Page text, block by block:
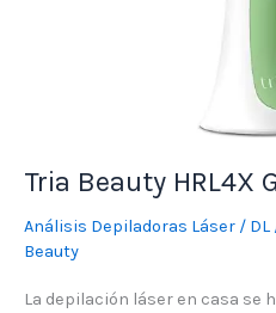
Tria Beauty HRL4X
Análisis Depiladoras Láser / DL
Beauty
La depilación láser en casa se